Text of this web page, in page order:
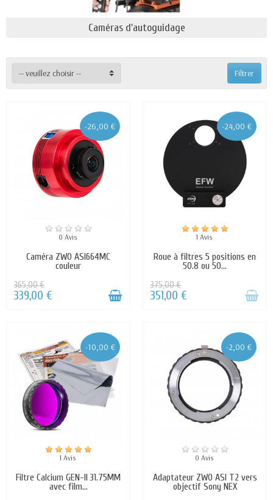
Caméras d'autoguidage
Filtrer
-- veuillez choisir --
-26,00 €
0 Avis
Caméra ZWO ASI664MC
couleur
365,00 €
339,00 €
-24,00 €
1 Avis
Roue à filtres 5 positions en
50.8 ou 50...
375,00 €
351,00 €
-10,00 €
1 Avis
Filtre Calcium GEN-II 31.75MM
avec film...
-2,00 €
0 Avis
Adaptateur ZWO ASI T2 vers
objectif Sony NEX